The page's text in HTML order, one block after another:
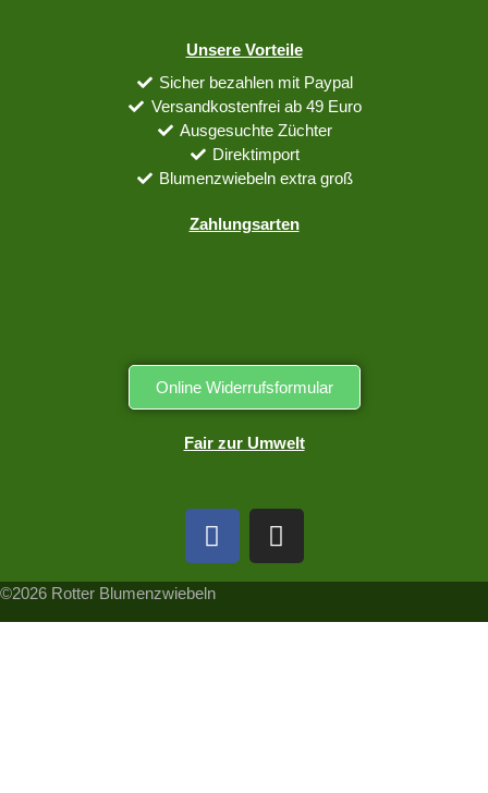
Unsere Vorteile
Sicher bezahlen mit Paypal
Versandkostenfrei ab 49 Euro
Ausgesuchte Züchter
Direktimport
Blumenzwiebeln extra groß
Zahlungsarten
Online Widerrufsformular
Fair zur Umwelt
©2026 Rotter Blumenzwiebeln